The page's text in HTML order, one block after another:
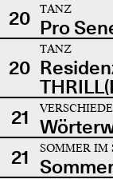
20
TANZ
Pro
20
TANZ
21
21
SOMMER IM